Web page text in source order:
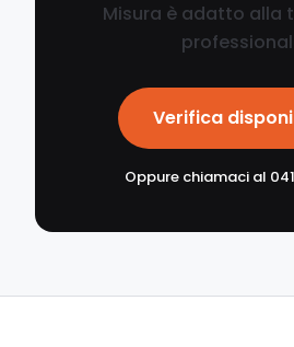
Misura è adatto alla
Verifica
Oppure chiamaci al